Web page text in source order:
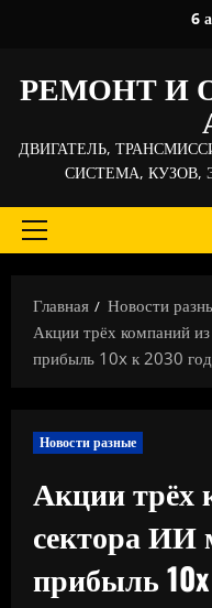
6
РЕМОНТ И
ДВИГАТЕЛЬ,
СИСТЕМА, КУЗОВ,
Основное
Главная
Новости
Акции трёх компаний
прибыль 10x к 2030
Новости разные
Акции трёх
сектора ИИ
прибыль